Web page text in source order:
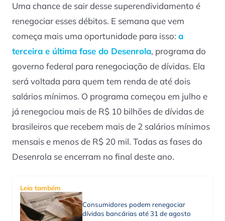
Uma chance de sair desse superendividamento é
renegociar esses débitos. E semana que vem
começa mais uma oportunidade para isso: a
terceira e última fase do Desenrola, programa do
governo federal para renegociação de dívidas. Ela
será voltada para quem tem renda de até dois
salários mínimos. O programa começou em julho e
já renegociou mais de R$ 10 bilhões de dívidas de
brasileiros que recebem mais de 2 salários mínimos
mensais e menos de R$ 20 mil. Todas as fases do
Desenrola se encerram no final deste ano.
Leia também
Consumidores podem renegociar
dívidas bancárias até 31 de agosto